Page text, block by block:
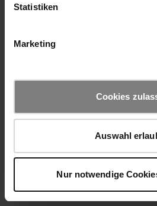
Statistiken
Marketing
Cookies
Auswahl
Nur notwendige